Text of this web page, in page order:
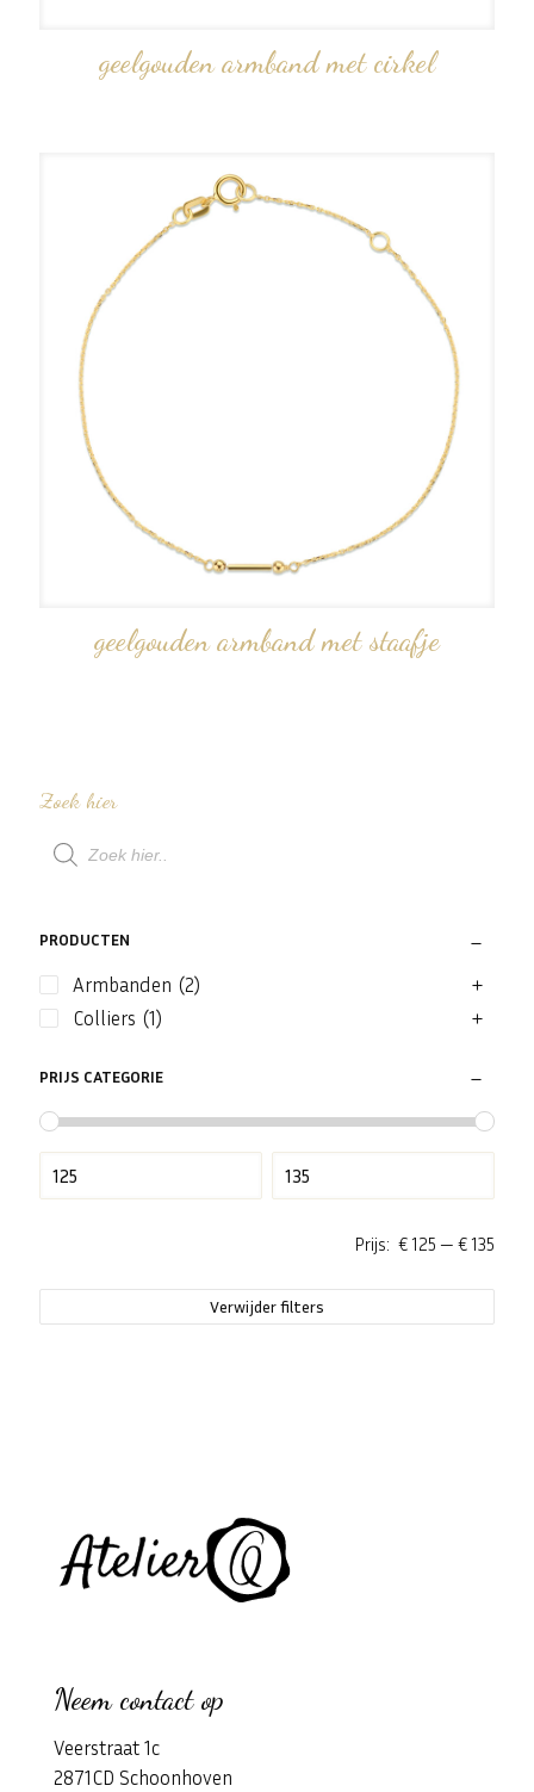
geelgouden armband met cirkel
geelgouden armband met staafje
Zoek hier
Producten
zoeken
PRODUCTEN
Armbanden (2)
Colliers (1)
PRIJS CATEGORIE
Prijs: € 125 — € 135
Verwijder filters
Neem contact op
Veerstraat 1c
2871CD Schoonhoven